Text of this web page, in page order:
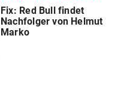
Fix: Red Bull findet
Nachfolger von Helmut
Marko